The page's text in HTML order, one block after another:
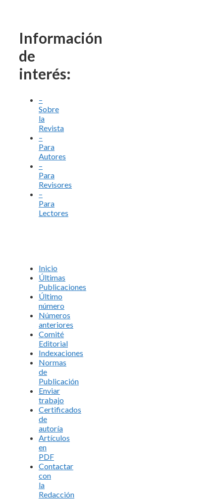
Información
de
interés:
–
Sobre
la
Revista
–
Para
Autores
–
Para
Revisores
–
Para
Lectores
Inicio
Últimas
Publicaciones
Último
número
Números
anteriores
Comité
Editorial
Indexaciones
Normas
de
Publicación
Enviar
trabajo
Certificados
de
autoría
Artículos
en
PDF
Contactar
con
la
Redacción